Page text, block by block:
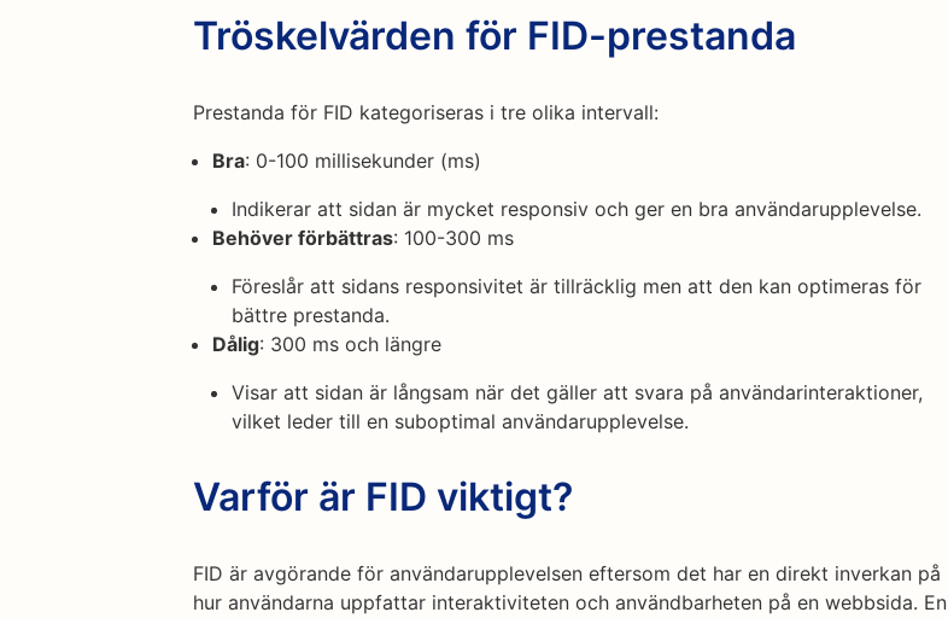
Tröskelvärden för FID-prestanda
Prestanda för FID kategoriseras i tre olika intervall:
Bra: 0-100 millisekunder (ms)
Indikerar att sidan är mycket responsiv och ger en bra användarupplevelse.
Behöver förbättras: 100-300 ms
Föreslår att sidans responsivitet är tillräcklig men att den kan optimeras för
bättre prestanda.
Dålig: 300 ms och längre
Visar att sidan är långsam när det gäller att svara på användarinteraktioner,
vilket leder till en suboptimal användarupplevelse.
Varför är FID viktigt?
FID är avgörande för användarupplevelsen eftersom det har en direkt inverkan på
hur användarna uppfattar interaktiviteten och användbarheten på en webbsida. En